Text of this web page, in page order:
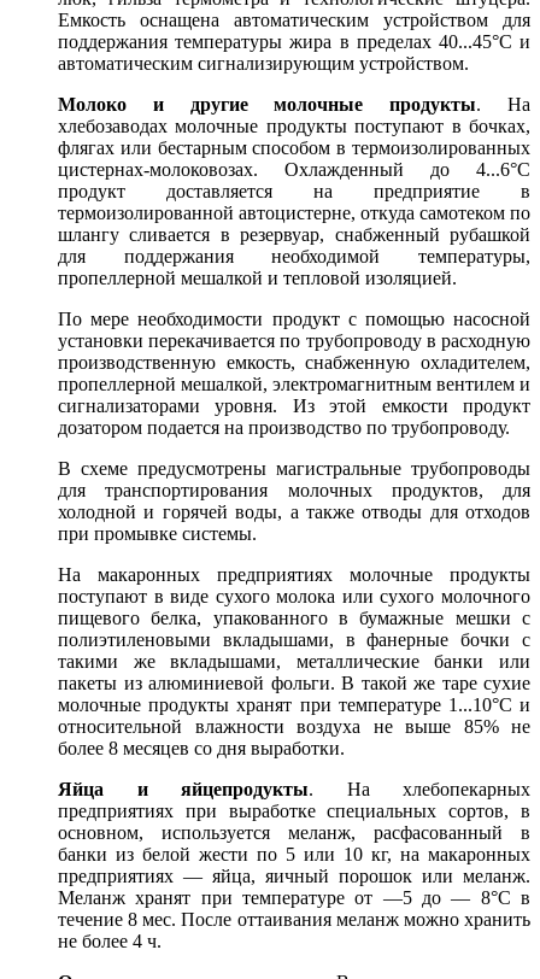
Емкость оснащена автоматическим устройством для
поддержания температуры жира в пределах 40...45°С и
автоматическим сигнализирующим устройством.
Молоко и другие молочные продукты. На
хлебозаводах молочные продукты поступают в бочках,
флягах или бестарным способом в термоизолированных
цистернах-молоковозах. Охлажденный до 4...6°С
продукт доставляется на предприятие в
термоизолированной автоцистерне, откуда самотеком по
шлангу сливается в резервуар, снабженный рубашкой
для поддержания необходимой температуры,
пропеллерной мешалкой и тепловой изоляцией.
По мере необходимости продукт с помощью насосной
установки перекачивается по трубопроводу в расходную
производственную емкость, снабженную охладителем,
пропеллерной мешалкой, электромагнитным вентилем и
сигнализаторами уровня. Из этой емкости продукт
дозатором подается на производство по трубопроводу.
В схеме предусмотрены магистральные трубопроводы
для транспортирования молочных продуктов, для
холодной и горячей воды, а также отводы для отходов
при промывке системы.
На макаронных предприятиях молочные продукты
поступают в виде сухого молока или сухого молочного
пищевого белка, упакованного в бумажные мешки с
полиэтиленовыми вкладышами, в фанерные бочки с
такими же вкладышами, металлические банки или
пакеты из алюминиевой фольги. В такой же таре сухие
молочные продукты хранят при температуре 1...10°С и
относительной влажности воздуха не выше 85% не
более 8 месяцев со дня выработки.
Яйца и яйцепродукты. На хлебопекарных
предприятиях при выработке специальных сортов, в
основном, используется меланж, расфасованный в
банки из белой жести по 5 или 10 кг, на макаронных
предприятиях — яйца, яичный порошок или меланж.
Меланж хранят при температуре от —5 до — 8°С в
течение 8 мес. После оттаивания меланж можно хранить
не более 4 ч.